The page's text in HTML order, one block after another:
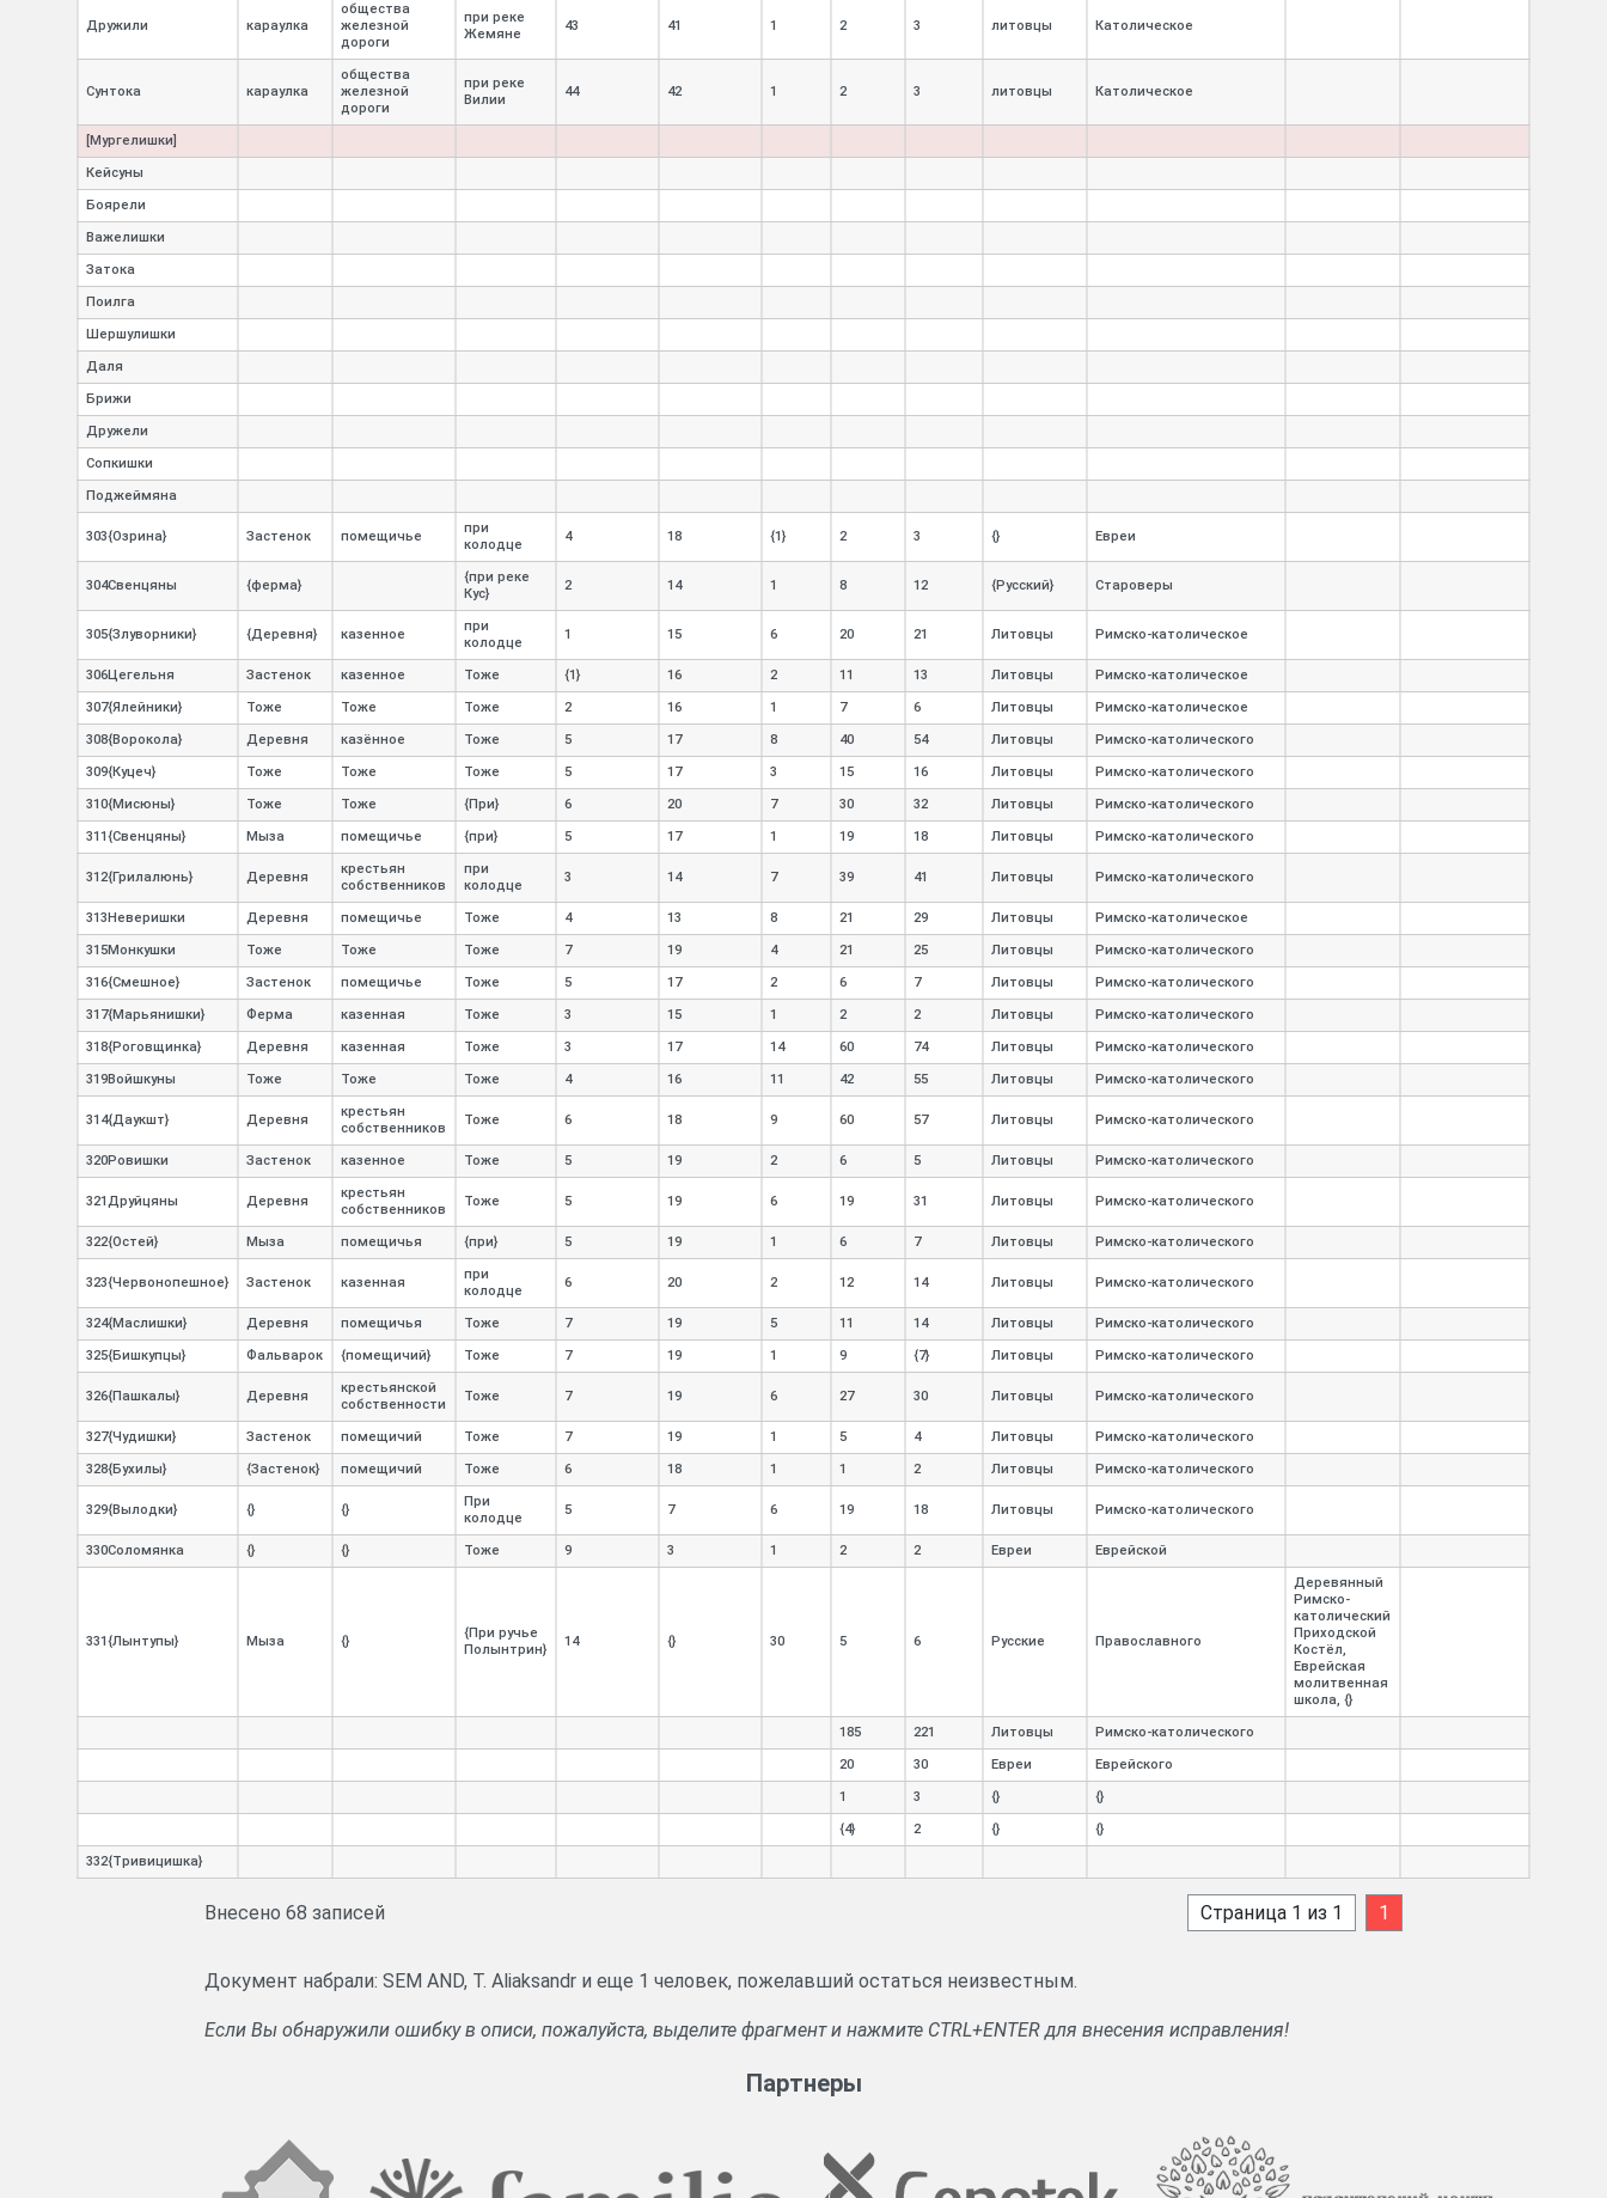
Дружили караулка
общества
железной
дороги
при реке
Жемяне
43 41 1 2 3 литовцы Католическое
Сунтока караулка
общества
железной
дороги
при реке
Вилии
44 42 1 2 3 литовцы Католическое
[Мургелишки]
Кейсуны
Боярели
Важелишки
Затока
Поилга
Шершулишки
Даля
Брижи
Дружели
Сопкишки
Поджеймяна
303{Озрина} Застенок помещичье
при
колодце
4 18 {1} 2 3 {} Евреи
304Свенцяны {ферма}
{при реке
Кус}
2 14 1 8 12 {Русский} Староверы
305{Злуворники} {Деревня} казенное
при
колодце
1 15 6 20 21 Литовцы Римско-католическое
306Цегельня Застенок казенное Тоже {1} 16 2 11 13 Литовцы Римско-католическое
307{Ялейники} Тоже Тоже Тоже 2 16 1 7 6 Литовцы Римско-католическое
308{Ворокола} Деревня казённое Тоже 5 17 8 40 54 Литовцы Римско-католического
309{Куцеч} Тоже Тоже Тоже 5 17 3 15 16 Литовцы Римско-католического
310{Мисюны} Тоже Тоже {При} 6 20 7 30 32 Литовцы Римско-католического
311{Свенцяны} Мыза помещичье {при} 5 17 1 19 18 Литовцы Римско-католического
312{Грилалюнь} Деревня
крестьян
собственников
при
колодце
3 14 7 39 41 Литовцы Римско-католического
313Неверишки Деревня помещичье Тоже 4 13 8 21 29 Литовцы Римско-католическое
315Монкушки Тоже Тоже Тоже 7 19 4 21 25 Литовцы Римско-католического
316{Смешное} Застенок помещичье Тоже 5 17 2 6 7 Литовцы Римско-католического
317{Марьянишки} Ферма казенная Тоже 3 15 1 2 2 Литовцы Римско-католического
318{Роговщинка} Деревня казенная Тоже 3 17 14 60 74 Литовцы Римско-католического
319Войшкуны Тоже Тоже Тоже 4 16 11 42 55 Литовцы Римско-католического
314{Даукшт} Деревня
крестьян
собственников
Тоже 6 18 9 60 57 Литовцы Римско-католического
320Ровишки Застенок казенное Тоже 5 19 2 6 5 Литовцы Римско-католического
321Друйцяны Деревня
крестьян
собственников
Тоже 5 19 6 19 31 Литовцы Римско-католического
322{Остей} Мыза помещичья {при} 5 19 1 6 7 Литовцы Римско-католического
323{Червонопешное} Застенок казенная
при
колодце
6 20 2 12 14 Литовцы Римско-католического
324{Маслишки} Деревня помещичья Тоже 7 19 5 11 14 Литовцы Римско-католического
325{Бишкупцы} Фальварок {помещичий} Тоже 7 19 1 9 {7} Литовцы Римско-католического
326{Пашкалы} Деревня
крестьянской
собственности
Тоже 7 19 6 27 30 Литовцы Римско-католического
327{Чудишки} Застенок помещичий Тоже 7 19 1 5 4 Литовцы Римско-католического
328{Бухилы} {Застенок} помещичий Тоже 6 18 1 1 2 Литовцы Римско-католического
329{Вылодки} {} {}
При
колодце
5 7 6 19 18 Литовцы Римско-католического
330Соломянка {} {} Тоже 9 3 1 2 2 Евреи Еврейской
331{Лынтупы} Мыза {}
{При ручье
Полынтрин}
14 {} 30 5 6 Русские Православного
Деревянный
Римско-
католический
Приходской
Костёл,
Еврейская
молитвенная
школа, {}
185 221 Литовцы Римско-католического
20 30 Евреи Еврейского
1 3 {} {}
{4} 2 {} {}
332{Тривицишка}
Внесено 68 записей Страница 1 из 1 1
Документ набрали: SEM AND, T. Aliaksandr и еще 1 человек, пожелавший остаться неизвестным.
Если Вы обнаружили ошибку в описи, пожалуйста, выделите фрагмент и нажмите CTRL+ENTER для внесения исправления!
Партнеры